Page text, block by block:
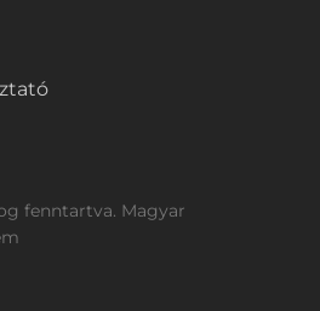
fenntartva. Magyar